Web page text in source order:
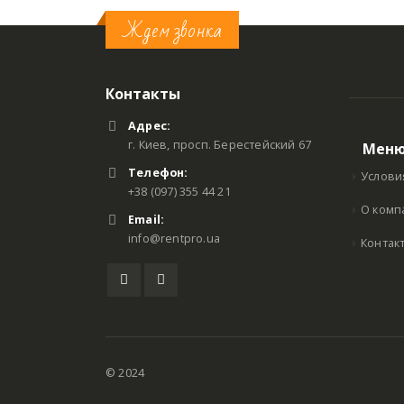
Ждем звонка
Контакты
Адрес:
г. Киев, просп. Берестейский 67
Телефон:
+38 (097) 355 44 21
Email:
info@rentpro.ua
О
© 2024